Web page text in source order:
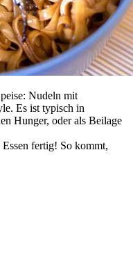
Nudeln mit
Es ist typisch in
Hunger, oder als Beilage
fertig! So kommt,